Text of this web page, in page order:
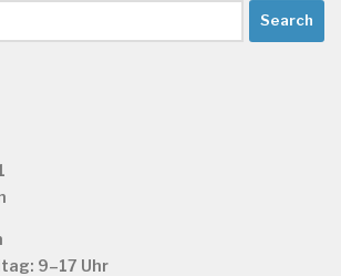
9–17 Uhr